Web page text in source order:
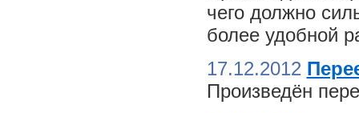
чего должно
более удобной
17.12.2012
Произведён